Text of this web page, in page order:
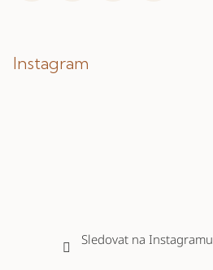
Instagram
Sledovat na Instagramu